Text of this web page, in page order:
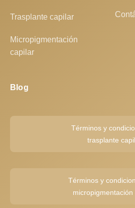
Trasplante capilar
Micropigmentación
capilar
Blog
Términos y
trasplante
Términos y
micropigmentación